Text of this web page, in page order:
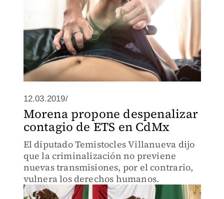
12.03.2019/
Morena propone despenalizar
contagio de ETS en CdMx
El diputado Temistocles Villanueva dijo
que la criminalización no previene
nuevas transmisiones, por el contrario,
vulnera los derechos humanos.